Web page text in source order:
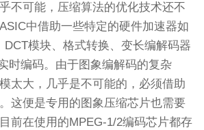
不可能，压缩算法的优化技术还不
中借助一些特定的硬件加速器如
DCT模块、格式转换、变长编解码器
时编码。由于图象编解码的复杂
太大，几乎是不可能的，必须借助
这便是专用的图象压缩芯片也需要
前在使用的MPEG-1/2编码芯片都存